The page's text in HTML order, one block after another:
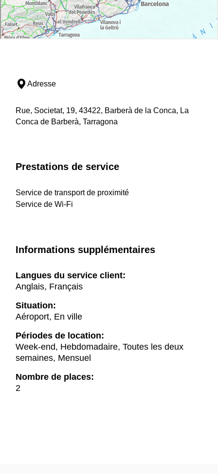
Adresse
Rue, Societat, 19, 43422, Barberà de la Conca, La
Conca de Barberà, Tarragona
Prestations de service
Service de transport de proximité
Service de Wi-Fi
Informations supplémentaires
Langues du service client:
Anglais, Français
Situation:
Aéroport, En ville
Périodes de location:
Week-end, Hebdomadaire, Toutes les deux
semaines, Mensuel
Nombre de places:
2